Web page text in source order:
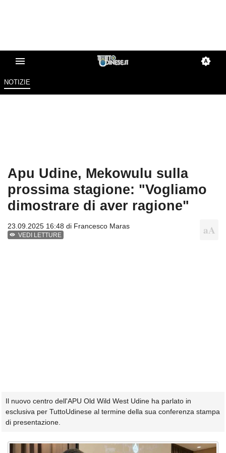
NOTIZIE
Apu Udine, Mekowulu sulla
prossima stagione: "Vogliamo
dimostrare di aver ragione"
23.09.2025 16:48 di Francesco Maras
VEDI LETTURE
Il nuovo centro dell'APU Old Wild West Udine ha parlato in
esclusiva per TuttoUdinese al termine della sua conferenza stampa
di presentazione.